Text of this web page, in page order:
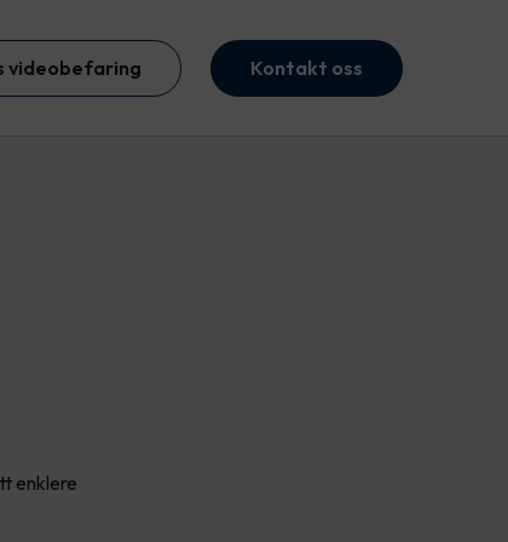
videobefaring Kontakt oss
enklere